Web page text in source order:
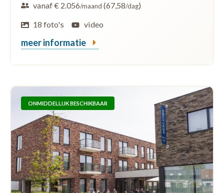
vanaf € 2.056/maand (67,58/dag)
18 foto's
video
meer informatie
ONMIDDELLIJK BESCHIKBAAR